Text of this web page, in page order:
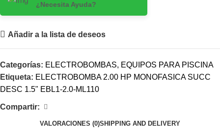
¿Necesita Ayuda?
Añadir a la lista de deseos
Categorías: ELECTROBOMBAS, EQUIPOS PARA PISCINA
Etiqueta: ELECTROBOMBA 2.00 HP MONOFASICA SUCC
DESC 1.5" EBL1-2.0-ML110
Compartir:
VALORACIONES (0)SHIPPING AND DELIVERY